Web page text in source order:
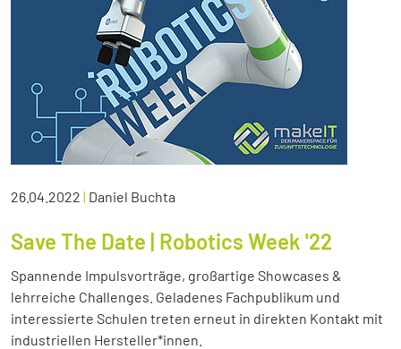
26.04.2022 | Daniel Buchta
Save The Date | Robotics Week '22
Spannende Impulsvorträge, großartige Showcases &
lehrreiche Challenges. Geladenes Fachpublikum und
interessierte Schulen treten erneut in direkten Kontakt mit
industriellen Hersteller*innen.